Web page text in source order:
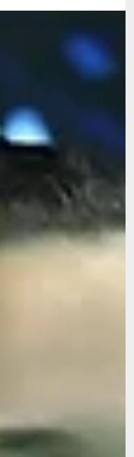
Concurso Maillots